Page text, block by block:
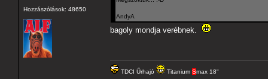
Hozzászólások: 48650
AndyA
bagoly mondja verébnek.
TDCI Űrhajó Titanium Smax 18"